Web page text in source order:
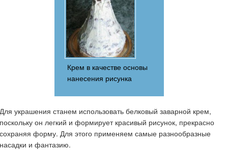
Крем в качестве основы
нанесения рисунка
Для украшения станем использовать белковый заварной крем,
поскольку он легкий и формирует красивый рисунок, прекрасно
сохраняя форму. Для этого применяем самые разнообразные
насадки и фантазию.